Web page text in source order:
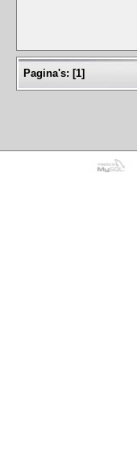
Pagina's: [1]